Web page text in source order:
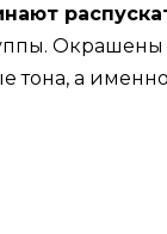
Окрашены
тона, а